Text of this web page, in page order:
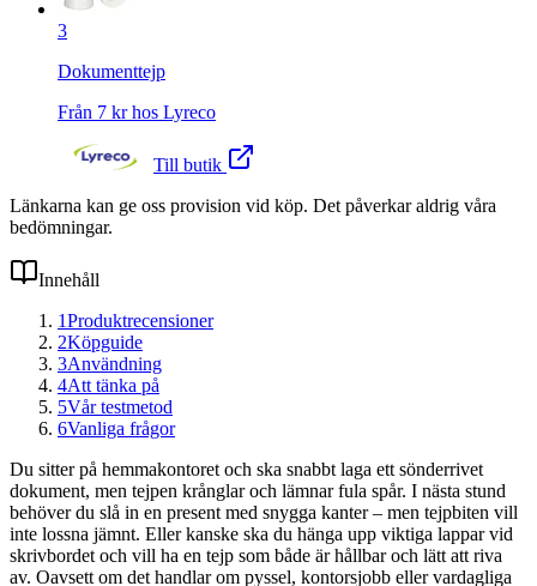
3
Dokumenttejp
Från 7 kr hos Lyreco
Till butik
Länkarna kan ge oss provision vid köp. Det påverkar aldrig våra
bedömningar.
Innehåll
1Produktrecensioner
2Köpguide
3Användning
4Att tänka på
5Vår testmetod
6Vanliga frågor
Du sitter på hemmakontoret och ska snabbt laga ett sönderrivet
dokument, men tejpen krånglar och lämnar fula spår. I nästa stund
behöver du slå in en present med snygga kanter – men tejpbiten vill
inte lossna jämnt. Eller kanske ska du hänga upp viktiga lappar vid
skrivbordet och vill ha en tejp som både är hållbar och lätt att riva
av. Oavsett om det handlar om pyssel, kontorsjobb eller vardagliga